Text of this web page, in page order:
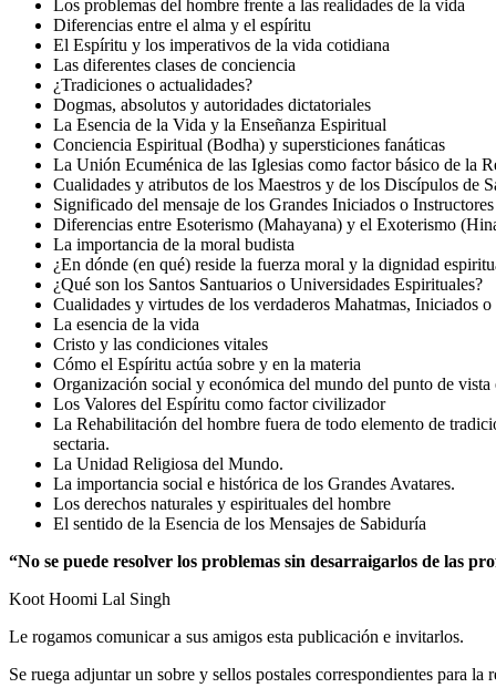
Los problemas del hombre frente a las realidades de la vida
Diferencias entre el alma y el espíritu
El Espíritu y los imperativos de la vida cotidiana
Las diferentes clases de conciencia
¿Tradiciones o actualidades?
Dogmas, absolutos y autoridades dictatoriales
La Esencia de la Vida y la Enseñanza Espiritual
Conciencia Espiritual (Bodha) y supersticiones fanáticas
La Unión Ecuménica de las Iglesias como factor básico de la
Cualidades y atributos de los Maestros y de los Discípulos de
Significado del mensaje de los Grandes Iniciados o
Diferencias entre Esoterismo (Mahayana) y el Exoterismo
La importancia de la moral budista
¿En dónde (en qué) reside la fuerza moral y la dignidad
¿Qué son los Santos Santuarios o Universidades Espirituales?
Cualidades y virtudes de los verdaderos Mahatmas, Iniciados
La esencia de la vida
Cristo y las condiciones vitales
Cómo el Espíritu actúa sobre y en la materia
Organización social y económica del mundo del punto de vista
Los Valores del Espíritu como factor civilizador
La Rehabilitación del hombre fuera de todo elemento de
sectaria.
La Unidad Religiosa del Mundo.
La importancia social e histórica de los Grandes Avatares.
Los derechos naturales y espirituales del hombre
El sentido de la Esencia de los Mensajes de Sabiduría
“No se puede resolver los problemas sin desarraigarlos de las
Koot Hoomi Lal Singh
Le rogamos comunicar a sus amigos esta publicación e invitarlos.
Se ruega adjuntar un sobre y sellos postales correspondientes para la